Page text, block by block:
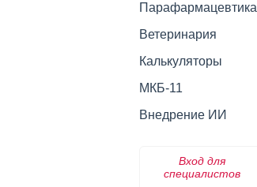
Парафармацевтика
Ветеринария
Калькуляторы
МКБ-11
Внедрение ИИ
Вход для
специалистов